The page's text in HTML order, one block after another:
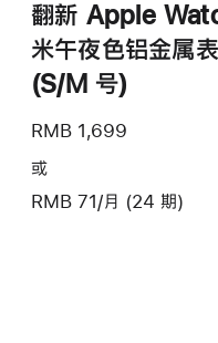
翻新 Apple
米午夜色铝金属
(S/M 号)
RMB 1,699
或
RMB 71/月 (24 期)